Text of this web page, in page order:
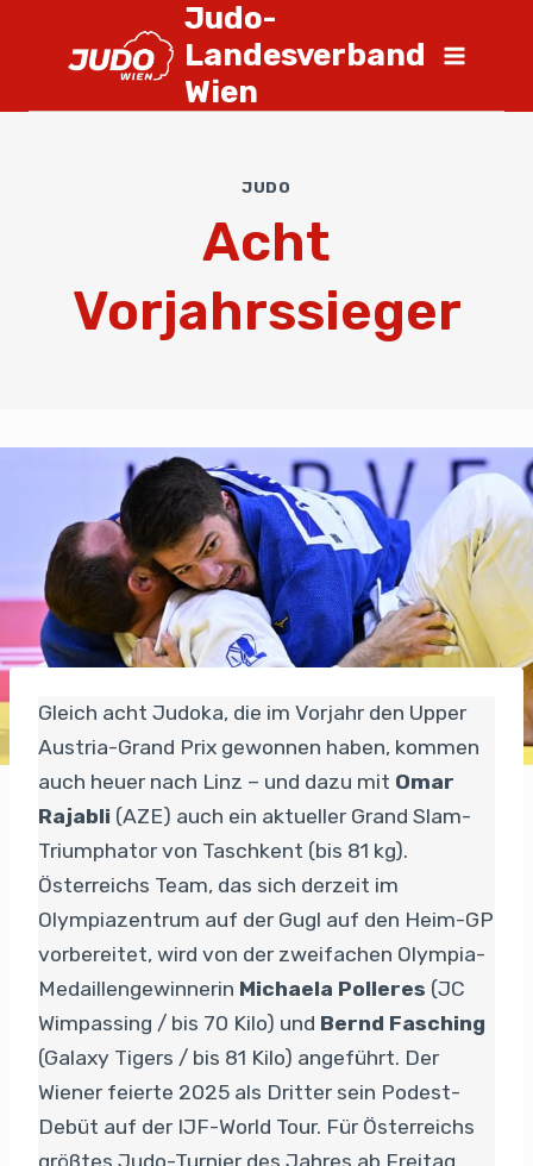
Judo-
Landesverband
Wien
JUDO
Acht
Vorjahrssieger
Gleich acht Judoka, die im Vorjahr den Upper
Austria-Grand Prix gewonnen haben, kommen
auch heuer nach Linz – und dazu mit Omar
Rajabli (AZE) auch ein aktueller Grand Slam-
Triumphator von Taschkent (bis 81 kg).
Österreichs Team, das sich derzeit im
Olympiazentrum auf der Gugl auf den Heim-GP
vorbereitet, wird von der zweifachen Olympia-
Medaillengewinnerin Michaela Polleres (JC
Wimpassing / bis 70 Kilo) und Bernd Fasching
(Galaxy Tigers / bis 81 Kilo) angeführt. Der
Wiener feierte 2025 als Dritter sein Podest-
Debüt auf der IJF-World Tour. Für Österreichs
größtes Judo-Turnier des Jahres ab Freitag